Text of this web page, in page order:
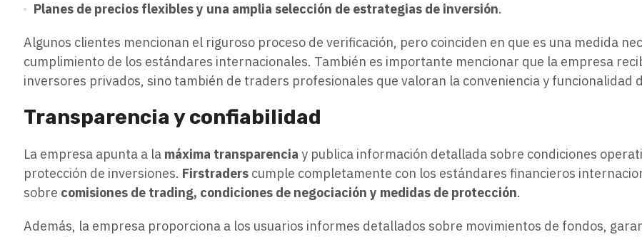
Planes de precios flexibles y una amplia selección de estrategias de inversión.
Algunos clientes mencionan el riguroso proceso de verificación, pero coinciden en que es una medida
cumplimiento de los estándares internacionales. También es importante mencionar que la empresa
inversores privados, sino también de traders profesionales que valoran la conveniencia y funcionalidad
Transparencia y confiabilidad
La empresa apunta a la máxima transparencia y publica información detallada sobre condiciones
protección de inversiones. Firstraders cumple completamente con los estándares financieros
sobre comisiones de trading, condiciones de negociación y medidas de protección.
Además, la empresa proporciona a los usuarios informes detallados sobre movimientos de fondos,